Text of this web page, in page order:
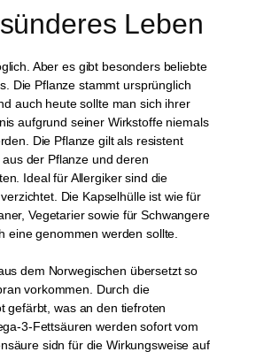
Leben
Aber es gibt besonders beliebte
Die Pflanze stammt ursprünglich
auch heute sollte man sich ihrer
aufgrund seiner Wirkstoffe niemals
Die Pflanze gilt als resistent
der Pflanze und deren
Ideal für Allergiker sind die
Die Kapselhülle ist wie für
Vegetarier sowie für Schwangere
eine genommen werden sollte.
dem Norwegischen übersetzt so
vorkommen. Durch die
gefärbt, was an den tiefroten
3-Fettsäuren werden sofort vom
sidn für die Wirkungsweise auf